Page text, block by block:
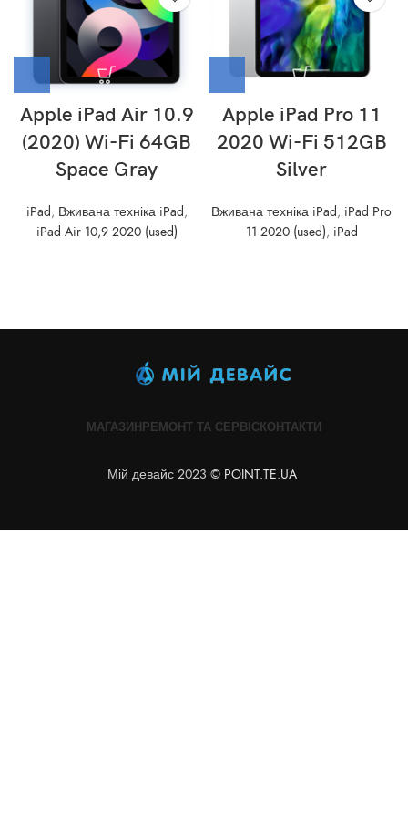
Apple iPad Air 10.9
(2020) Wi-Fi 64GB
Space Gray
iPad, Вживана техніка iPad,
iPad Air 10,9 2020 (used)
Apple iPad Pro 11
2020 Wi-Fi 512GB
Silver
Вживана техніка iPad, iPad Pro
11 2020 (used), iPad
МАГАЗИНРЕМОНТ ТА СЕРВІСКОНТАКТИ
Мій девайс 2023 © POINT.TE.UA